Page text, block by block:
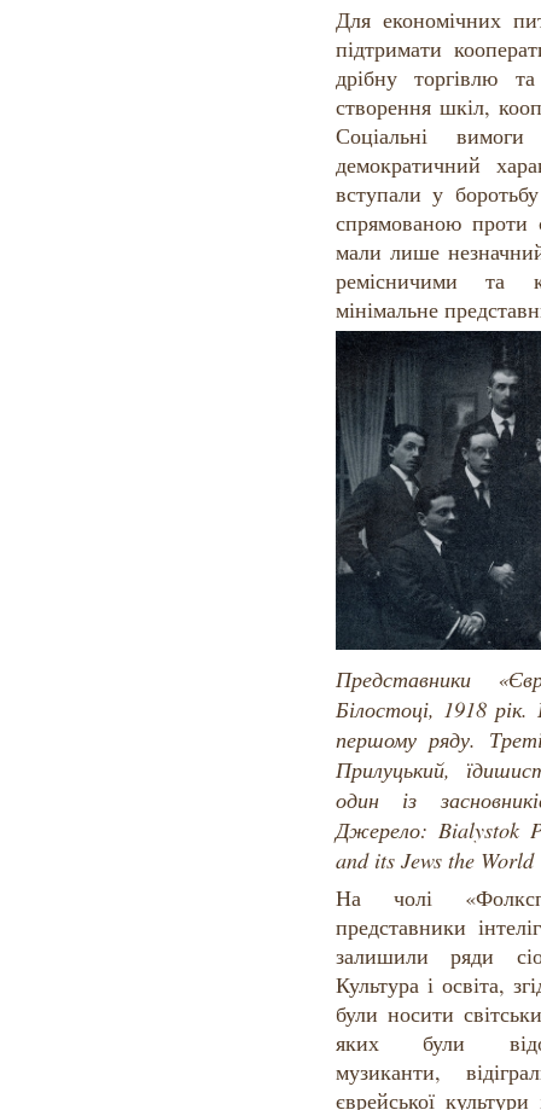
Для економічних
підтримати
дрібну торгівлю
створення шкіл,
Соціальні
демократичний
вступали у
спрямованою
мали лише
ремісничими та
мінімальне
Представники
Білостоці, 1918
першому ряду.
Прилуцький,
один із
Джерело: Bialystok
and its Jews the
На чолі
представники
залишили ряди
Культура і освіта,
були носити
яких були
музиканти,
єврейської